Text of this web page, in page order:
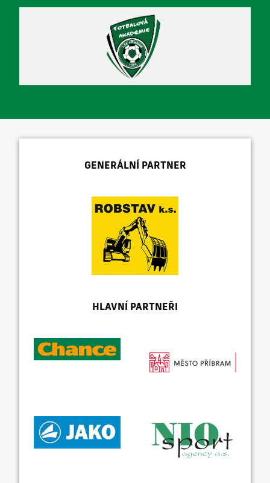
GENERÁLNÍ PARTNER
HLAVNÍ PARTNEŘI